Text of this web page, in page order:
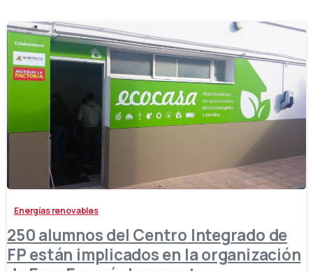
-
Energías renovables
250 alumnos del Centro Integrado de
FP están implicados en la organización